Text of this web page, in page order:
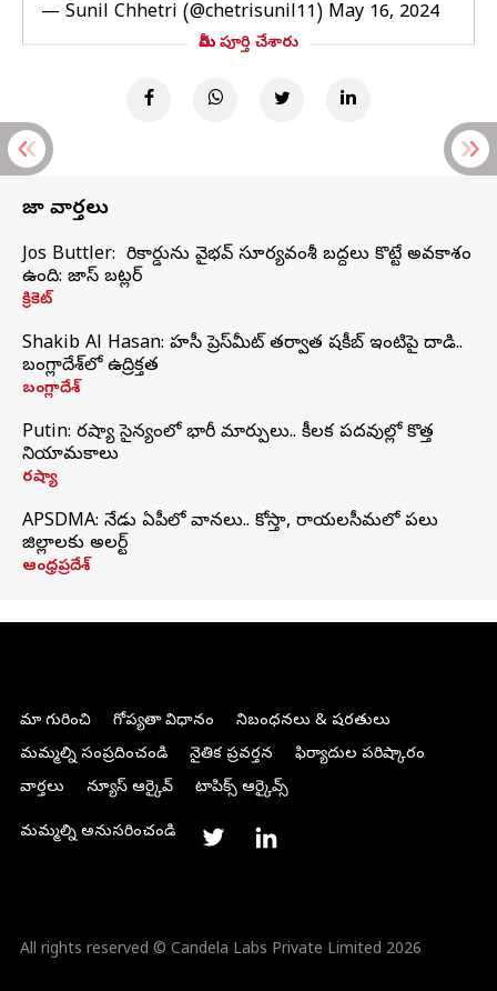
— Sunil Chhetri (@chetrisunil11) May 16, 2024
మీరు పూర్తి చేశారు
తాజా వార్తలు
Jos Buttler: నా రికార్డును వైభవ్ సూర్యవంశీ బద్దలు కొట్టే అవకాశం
ఉంది: జాస్ బట్లర్
క్రికెట్
Shakib Al Hasan: హసీనా ప్రెస్‌మీట్‌ తర్వాత షకీబ్‌ ఇంటిపై దాడి..
బంగ్లాదేశ్‌లో ఉద్రిక్తత
బంగ్లాదేశ్
Putin: రష్యా సైన్యంలో భారీ మార్పులు.. కీలక పదవుల్లో కొత్త
నియామకాలు
రష్యా
APSDMA: నేడు ఏపీలో వానలు.. కోస్తా, రాయలసీమలో పలు
జిల్లాలకు అలర్ట్
ఆంధ్రప్రదేశ్
మా గురించి గోప్యతా విధానం
నిబంధనలు & షరతులు
మమ్మల్ని సంప్రదించండి
నైతిక ప్రవర్తన
ఫిర్యాదుల పరిష్కారం
వార్తలు
న్యూస్ ఆర్కైవ్ టాపిక్స్ ఆర్కైవ్స్
మమ్మల్ని అనుసరించండి
All rights reserved © Candela Labs Private Limited 2026